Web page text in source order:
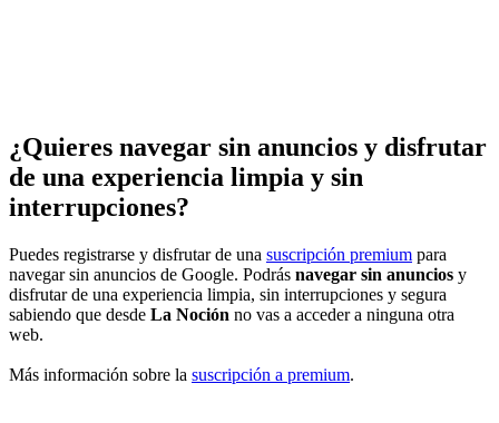
¿Quieres navegar sin anuncios y disfrutar
de una experiencia limpia y sin
interrupciones?
Puedes registrarse y disfrutar de una suscripción premium para
navegar sin anuncios de Google. Podrás navegar sin anuncios y
disfrutar de una experiencia limpia, sin interrupciones y segura
sabiendo que desde La Noción no vas a acceder a ninguna otra
web.
Más información sobre la suscripción a premium.